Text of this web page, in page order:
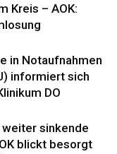
Kreis – AOK:
in Notaufnahmen
informiert sich
DO
sinkende
blickt besorgt